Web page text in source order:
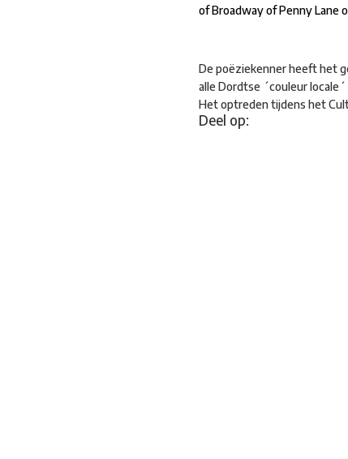
of Broadway of Penny Lane
De poëziekenner heeft het
alle Dordtse ´couleur
Het optreden tijdens het
Deel op: